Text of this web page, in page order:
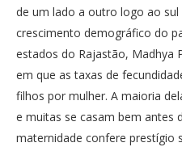
de um lado a outro logo ao
crescimento demográfico do
estados do Rajastão, Madhya
em que as taxas de
filhos por mulher. A maioria
e muitas se casam bem antes
maternidade confere prestígio